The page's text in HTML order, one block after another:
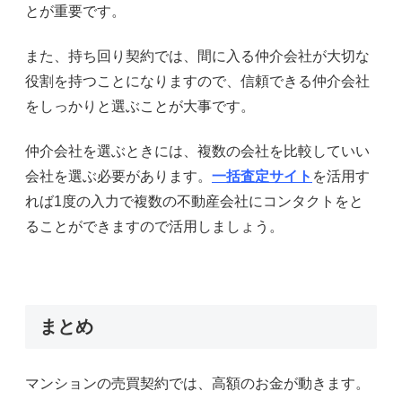
とが重要です。
また、持ち回り契約では、間に入る仲介会社が大切な
役割を持つことになりますので、信頼できる仲介会社
をしっかりと選ぶことが大事です。
仲介会社を選ぶときには、複数の会社を比較していい
会社を選ぶ必要があります。 一括査定サイト を活用す
れば1度の入力で複数の不動産会社にコンタクトをと
ることができますので活用しましょう。
まとめ
マンションの売買契約では、高額のお金が動きます。